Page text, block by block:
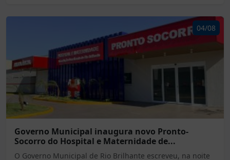
04/08
Governo Municipal inaugura novo Pronto-
Socorro do Hospital e Maternidade de...
O Governo Municipal de Rio Brilhante escreveu, na noite